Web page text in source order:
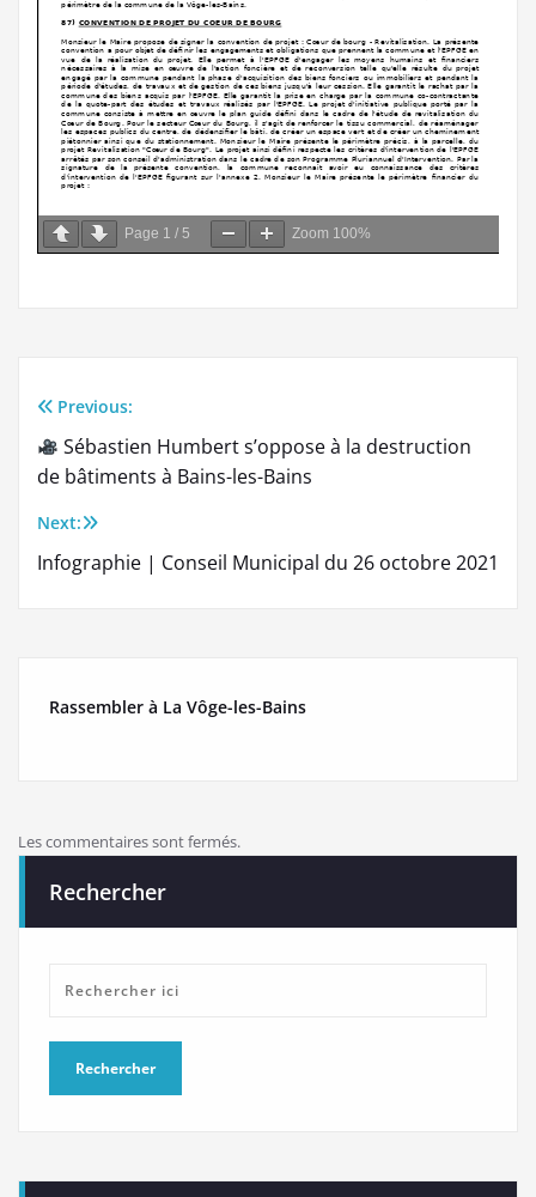
Page 1 / 5 Zoom 100%
Navigation
de
l’article
Previous:
Sébastien Humbert s’oppose à la destruction
de bâtiments à Bains-les-Bains
Next:
Infographie | Conseil Municipal du 26 octobre 2021
Rassembler à La Vôge-les-Bains
Les commentaires sont fermés.
Rechercher